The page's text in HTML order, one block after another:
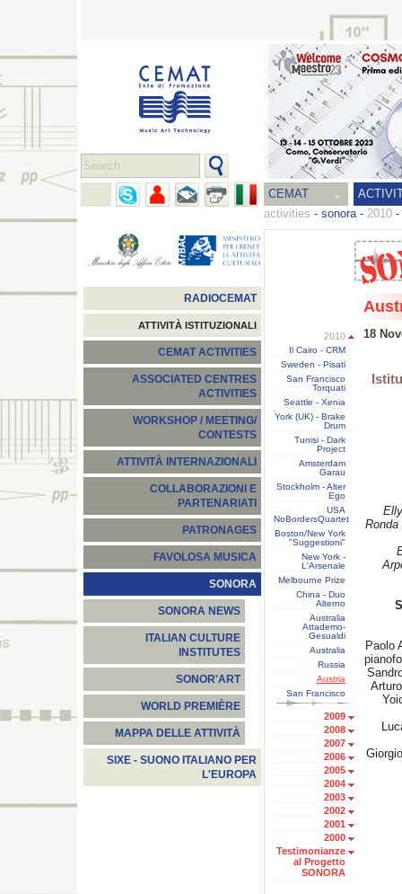
CEMAT
activities - sonora- 2010 -
RADIOCEMAT
ATTIVITÀ ISTITUZIONALI
CEMAT ACTIVITIES
ASSOCIATED CENTRES
ACTIVITIES
WORKSHOP / MEETING/
CONTESTS
ATTIVITÀ INTERNAZIONALI
COLLABORAZIONI E
PARTENARIATI
PATRONAGES
FAVOLOSA MUSICA
SONORA
SONORA NEWS
ITALIAN CULTURE
INSTITUTES
SONOR'ART
WORLD PREMIÈRE
MAPPA DELLE ATTIVITÀ
SIXE - SUONO ITALIANO PER
L'EUROPA
2010
Il Cairo - CRM
Sweden - Pisati
San Francisco
Torquati
Seattle - Xenia
York (UK) - Brake
Drum
Tunisi - Dark
Project
Amsterdam
Garau
Stockholm - Alter
Ego
USA
NoBordersQuartet
Boston/New York
"Suggestioni"
New York -
L'Arsenale
Melbourne Prize
China - Duo
Alterno
Australia
Attademo-
Gesualdi
Australia
Russia
Austria
San Francisco
2009
2008
2007
2006
2005
2004
2003
2002
2001
2000
Testimonianze
al Progetto
SONORA
18
Elly
Ronda
Paolo